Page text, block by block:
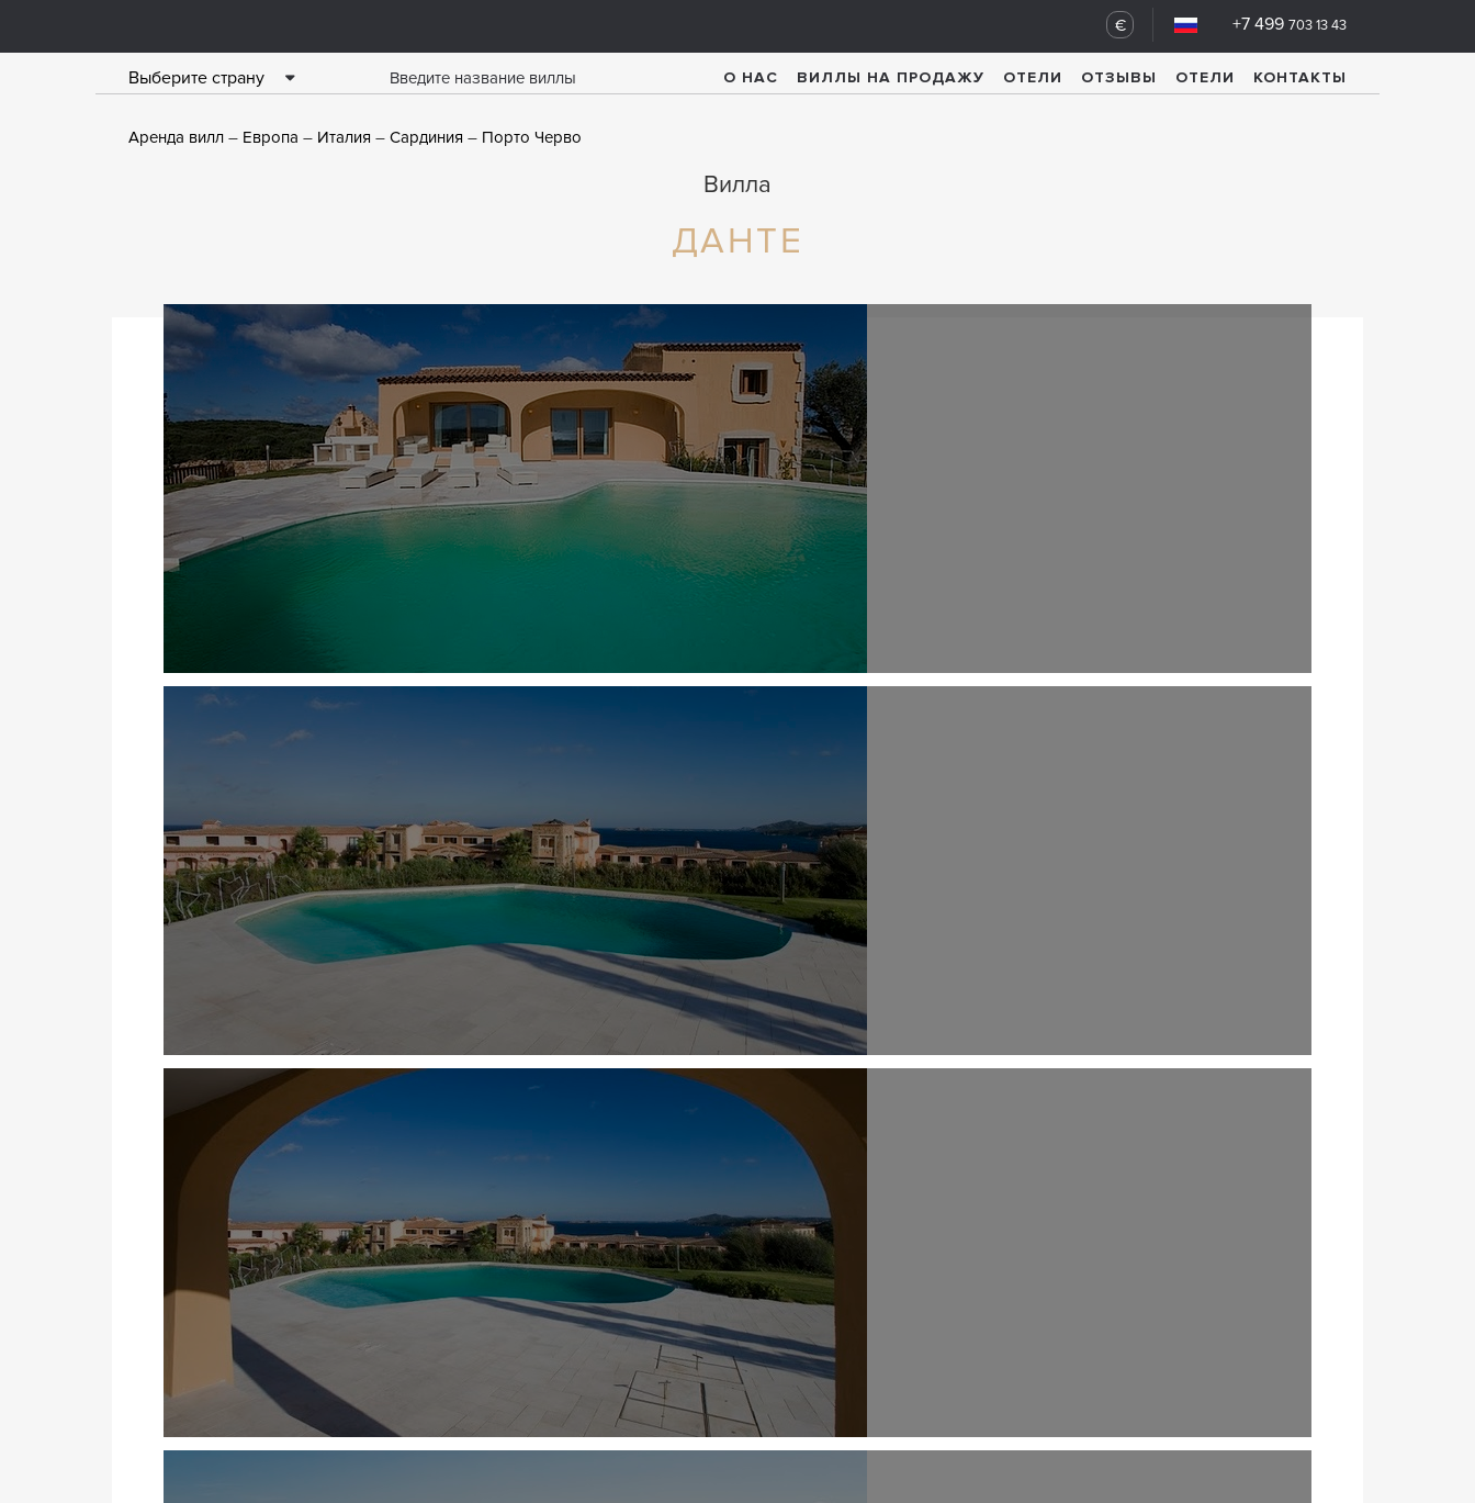
+7 499 703 13 43
€
Выберите страну О НАС ВИЛЛЫ НА ПРОДАЖУ ОТЕЛИ ОТЗЫВЫ ОТЕЛИ КОНТАКТЫ
Аренда вилл Европа Италия Сардиния Порто Черво
Вилла
ДАНТЕ